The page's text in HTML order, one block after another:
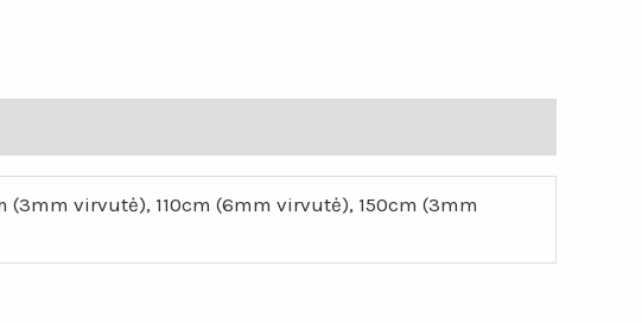
virvutė), 110cm (6mm virvutė), 150cm (3mm